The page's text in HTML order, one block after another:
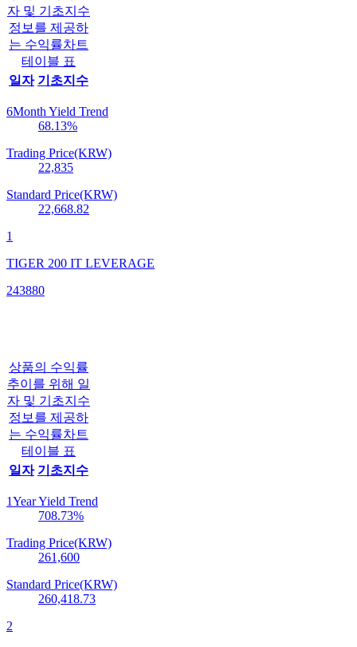
자 및 기초지수
정보를 제공하
는 수익률차트
테이블 표
일자 기초지수
6Month Yield Trend
68.13%
Trading Price(KRW)
22,835
Standard Price(KRW)
22,668.82
1
TIGER 200 IT LEVERAGE
243880
상품의 수익률
추이를 위해 일
자 및 기초지수
정보를 제공하
는 수익률차트
테이블 표
일자 기초지수
1Year Yield Trend
708.73%
Trading Price(KRW)
261,600
Standard Price(KRW)
260,418.73
2